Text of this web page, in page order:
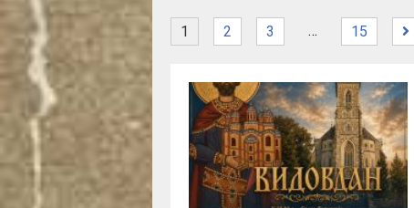
1 2 3 … 15